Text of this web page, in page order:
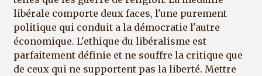
libérale comporte deux faces, l'une purement
politique qui conduit a la démocratie l'autre
économique. L'ethique du libéralisme est
parfaitement définie et ne souffre la critique que
de ceux qui ne supportent pas la liberté. Mettre